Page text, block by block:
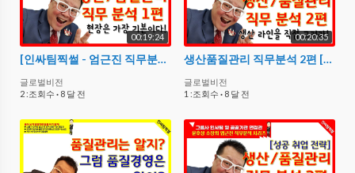
00:19:24
[인싸팀찍썰 - 엄근진 직무분석] 생산/품질관리 직무분석 1편
글로벌비전
2 :조회수 · 8 달 전
00:20:35
생산품질관리 직무분석 2편 [인싸팀찍썰 - 엄근진 직무분석]
글로벌비전
1 :조회수 · 8 달 전